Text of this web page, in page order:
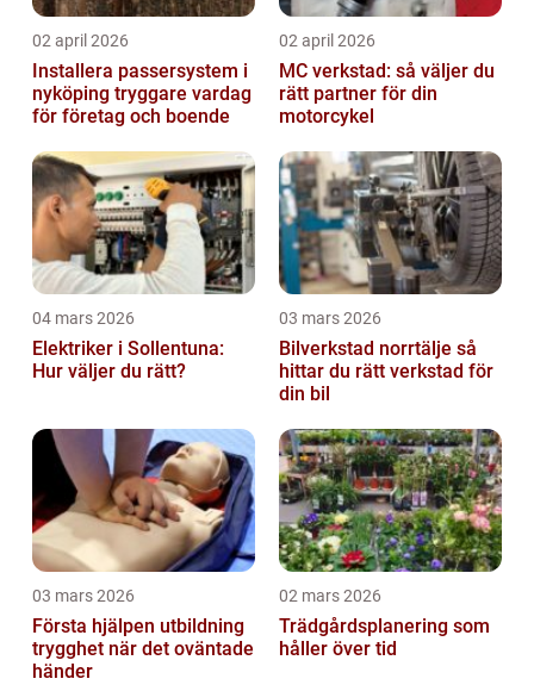
02 april 2026
Installera passersystem i
nyköping tryggare vardag
för företag och boende
02 april 2026
MC verkstad: så väljer du
rätt partner för din
motorcykel
04 mars 2026
Elektriker i Sollentuna:
Hur väljer du rätt?
03 mars 2026
Bilverkstad norrtälje så
hittar du rätt verkstad för
din bil
03 mars 2026
Första hjälpen utbildning
trygghet när det oväntade
händer
02 mars 2026
Trädgårdsplanering som
håller över tid